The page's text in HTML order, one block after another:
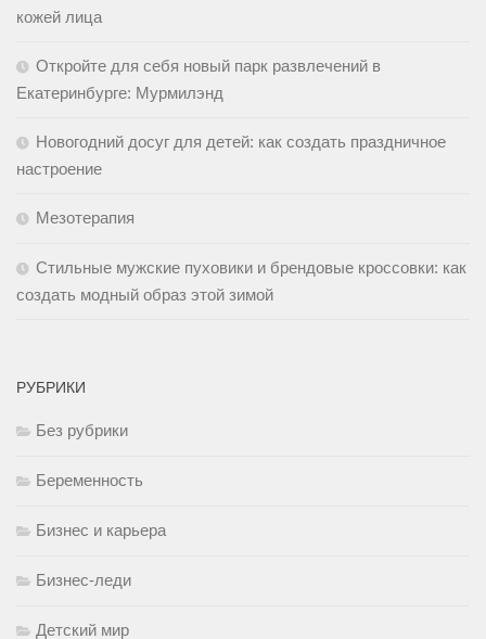
кожей лица
Откройте для себя новый парк развлечений в
Екатеринбурге: Мурмилэнд
Новогодний досуг для детей: как создать праздничное
настроение
Мезотерапия
Стильные мужские пуховики и брендовые кроссовки: как
создать модный образ этой зимой
РУБРИКИ
Без рубрики
Беременность
Бизнес и карьера
Бизнес-леди
Детский мир